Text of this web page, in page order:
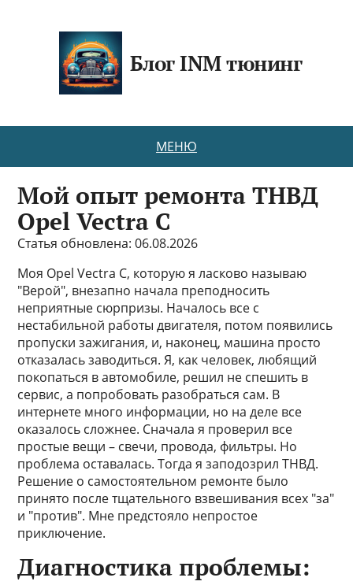
Блог INM тюнинг
МЕНЮ
Мой опыт ремонта ТНВД
Opel Vectra C
Статья обновлена: 06.08.2026
Моя Opel Vectra C, которую я ласково называю
"Верой", внезапно начала преподносить
неприятные сюрпризы. Началось все с
нестабильной работы двигателя, потом появились
пропуски зажигания, и, наконец, машина просто
отказалась заводиться. Я, как человек, любящий
покопаться в автомобиле, решил не спешить в
сервис, а попробовать разобраться сам. В
интернете много информации, но на деле все
оказалось сложнее. Сначала я проверил все
простые вещи – свечи, провода, фильтры. Но
проблема оставалась. Тогда я заподозрил ТНВД.
Решение о самостоятельном ремонте было
принято после тщательного взвешивания всех "за"
и "против". Мне предстояло непростое
приключение.
Диагностика проблемы: